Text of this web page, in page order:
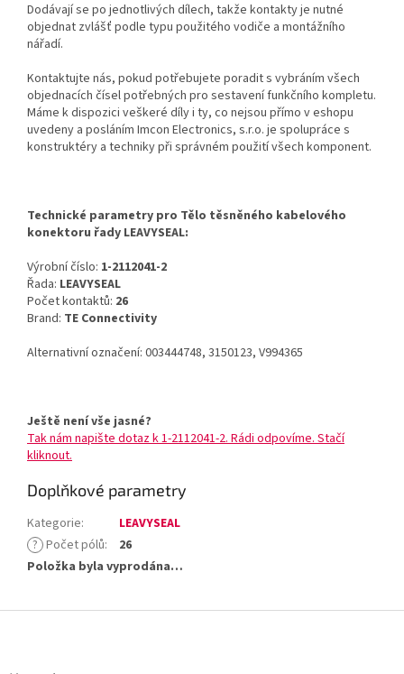
Dodávají se po jednotlivých dílech, takže kontakty je nutné
objednat zvlášť podle typu použitého vodiče a montážního
nářadí.
Kontaktujte nás, pokud potřebujete poradit s vybráním všech
objednacích čísel potřebných pro sestavení funkčního kompletu.
Máme k dispozici veškeré díly i ty, co nejsou přímo v eshopu
uvedeny a posláním Imcon Electronics, s.r.o. je spolupráce s
konstruktéry a techniky při správném použití všech komponent.
Technické parametry pro Tělo těsněného kabelového
konektoru řady LEAVYSEAL:
Výrobní číslo: 1-2112041-2
Řada: LEAVYSEAL
Počet kontaktů: 26
Brand: TE Connectivity
Alternativní označení: 003444748, 3150123, V994365
Ještě není vše jasné?
Tak nám napište dotaz k 1-2112041-2. Rádi odpovíme. Stačí
kliknout.
Doplňkové parametry
Kategorie:
LEAVYSEAL
? Počet pólů:
26
Položka byla vyprodána…